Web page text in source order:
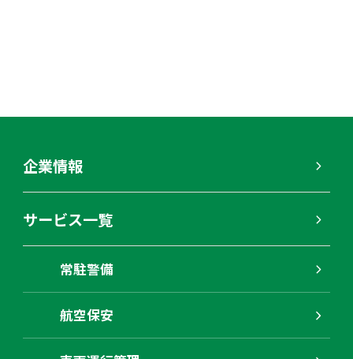
企業情報
サービス一覧
常駐警備
航空保安